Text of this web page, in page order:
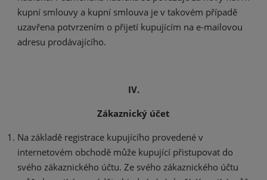
kupní smlouvy a kupní smlouva je v takovém případě
uzavřena potvrzením o přijetí kupujícím na e-mailovou
adresu prodávajícího.
IV.
Zákaznický účet
Na základě registrace kupujícího provedené v
internetovém obchodě může kupující přistupovat do
svého zákaznického účtu. Ze svého zákaznického účtu